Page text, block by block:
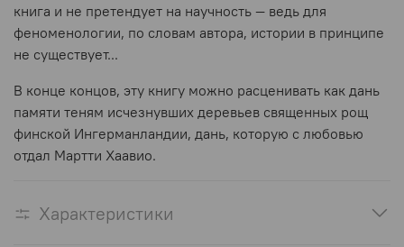
книга и не претендует на научность — ведь для
феноменологии, по словам автора, истории в принципе
не существует...
В конце концов, эту книгу можно расценивать как дань
памяти теням исчезнувших деревьев священных рощ
финской Ингерманландии, дань, которую с любовью
отдал Мартти Хаавио.
Характеристики